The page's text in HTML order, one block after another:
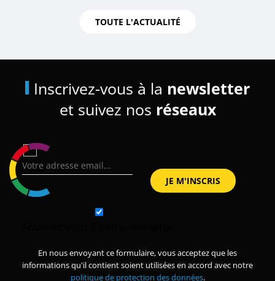
TOUTE L'ACTUALITÉ
Inscrivez-vous à la newsletter
et suivez nos réseaux
En nous envoyant ce formulaire, vous acceptez que les
informations qu'il contient soient utilisées en accord avec notre
politique de protection des données.